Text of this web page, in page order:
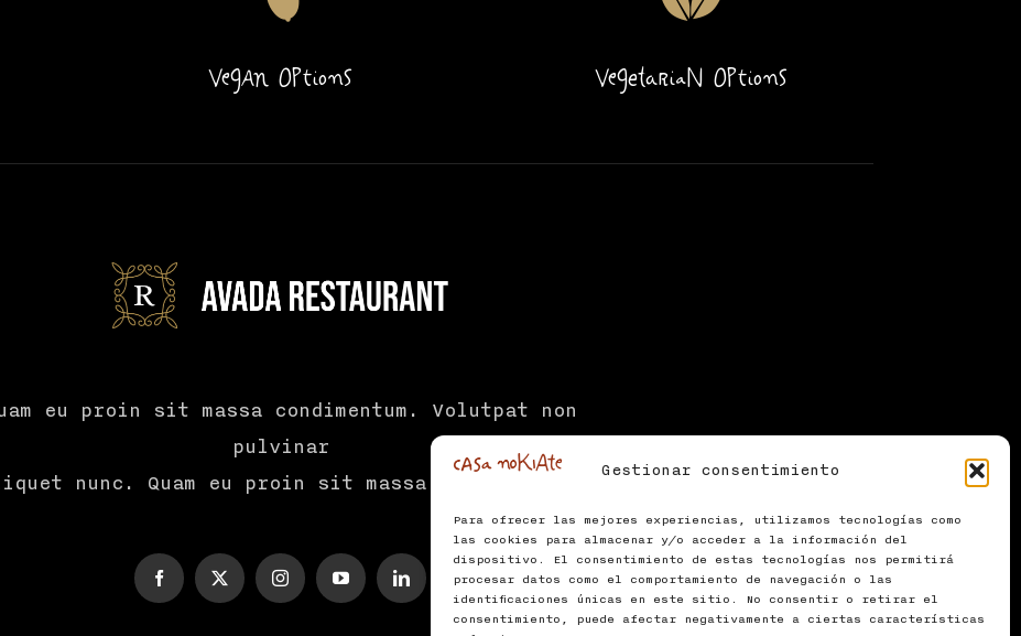
Gestionar consentimiento
Para ofrecer las mejores experiencias, utilizamos tecnologías como
las cookies para almacenar y/o acceder a la información del
dispositivo. El consentimiento de estas tecnologías nos permitirá
procesar datos como el comportamiento de navegación o las
identificaciones únicas en este sitio. No consentir o retirar el
consentimiento, puede afectar negativamente a ciertas características
Vegan Options Vegetarian Options
eu proin sit massa condimentum. Volutpat non
pulvinar
nunc. Quam eu proin sit massa condimentum.